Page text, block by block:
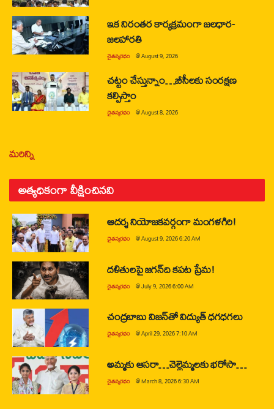
ఇక నిరంతర కార్యక్రమంగా జలధార-
జలహారతి
చైతన్యరధం @August 9, 2026
చట్టం చేస్తున్నాం…బీసీలకు సంరక్షణ
కల్పిస్తాం
చైతన్యరధం @August 8, 2026
మరిన్ని
అత్యధికంగా వీక్షించినవి
ఆదర్శ నియోజకవర్గంగా మంగళగిరి!
చైతన్యరధం @August 9, 2026 6:20 AM
దళితులపై జగన్‌ది కపట ప్రేమ!
చైతన్యరధం @July 9, 2026 6:00 AM
చంద్రబాబు విజన్‌తో విద్యుత్ ధగధగలు
చైతన్యరధం @April 29, 2026 7:10 AM
అమ్మకు ఆసరా…చెల్లెమ్మలకు భరోసా…
చైతన్యరధం @March 8, 2026 6:30 AM